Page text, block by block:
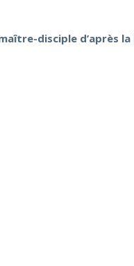
disciple d’après